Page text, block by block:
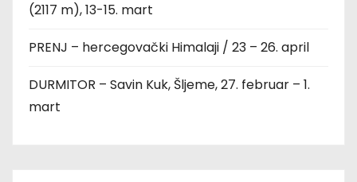
(2117 m), 13-15. mart
PRENJ – hercegovački Himalaji / 23 – 26. april
DURMITOR – Savin Kuk, Šljeme, 27. februar – 1.
mart